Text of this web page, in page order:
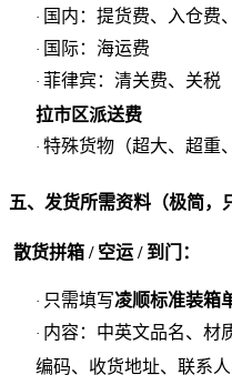
· 国内：提货费、入仓费
· 国际：海运费
· 菲律宾：清关费、关税
拉市区派送费
· 特殊货物（超大、超重
五、发货所需资料（极简，
散货拼箱 / 空运 / 到门：
· 只需填写凌顺标准装箱
· 内容：中英文品名、材
编码、收货地址、联系